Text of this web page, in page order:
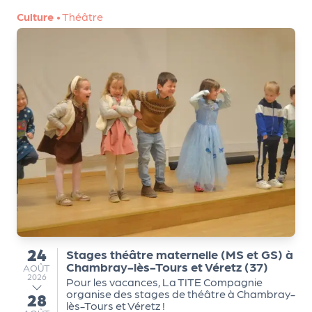
Culture •Théâtre
du
24
AOÛT
AOÛT
2026
au
28
Stages théâtre maternelle (MS et GS) à
Chambray-lès-Tours et Véretz (37)
Pour les vacances, La TITE Compagnie
organise des stages de théâtre à Chambray-
lès-Tours et Véretz !
r
o
p
o
s
e
r
u
n
é
v
è
n
e